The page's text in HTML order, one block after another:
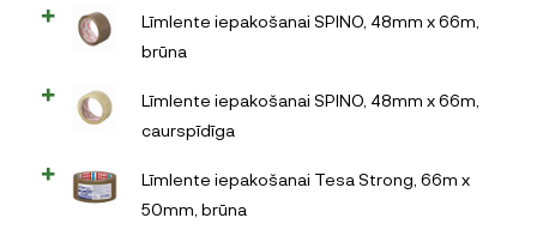
Līmlente iepakošanai SPINO, 48mm x 66m,
brūna
Līmlente iepakošanai SPINO, 48mm x 66m,
caurspīdīga
Līmlente iepakošanai Tesa Strong, 66m x
50mm, brūna